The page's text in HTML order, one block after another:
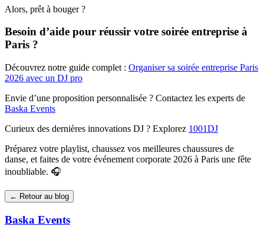
Alors, prêt à bouger ?
Besoin d’aide pour réussir votre soirée entreprise à
Paris ?
Découvrez notre guide complet : Organiser sa soirée entreprise Paris
2026 avec un DJ pro
Envie d’une proposition personnalisée ? Contactez les experts de
Baska Events
Curieux des dernières innovations DJ ? Explorez 1001DJ
Préparez votre playlist, chaussez vos meilleures chaussures de
danse, et faites de votre événement corporate 2026 à Paris une fête
inoubliable. 🎧
← Retour au blog
Baska Events